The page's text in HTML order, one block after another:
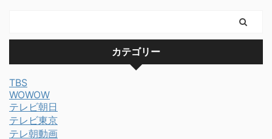
カテゴリー
TBS
WOWOW
テレビ朝日
テレビ東京
テレ朝動画